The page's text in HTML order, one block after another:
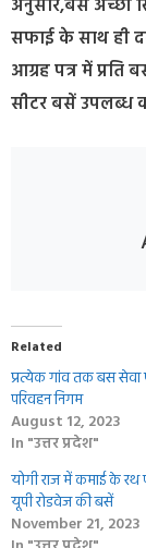
अनुसार,बसें अच्छी
सफाई के साथ ही
आग्रह पत्र में
सीटर बसें उपलब्ध
Related
प्रत्येक गांव तक बस सेवा
परिवहन निगम
August 12, 2023
In "उत्तर प्रदेश"
योगी राज में कमाई के रथ
यूपी रोडवेज की बसें
November 21, 2023